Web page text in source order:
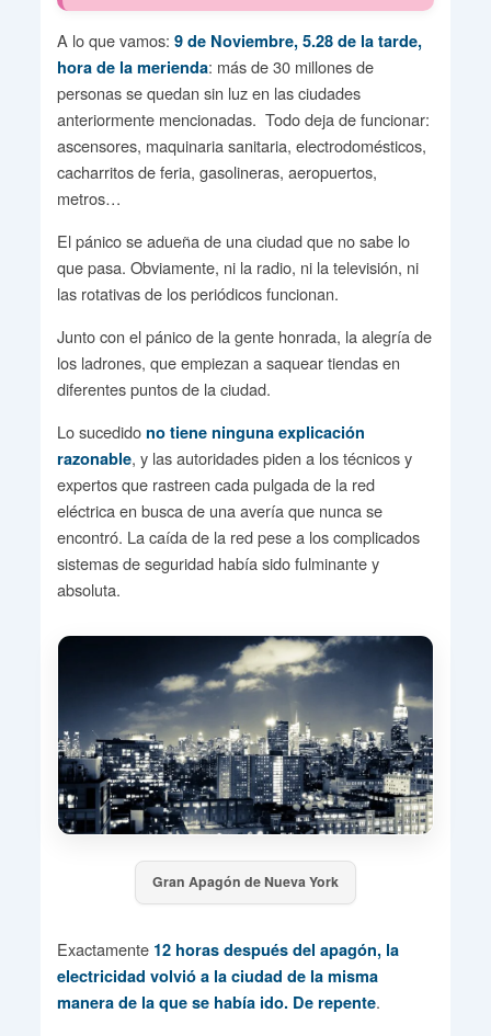
A lo que vamos: 9 de Noviembre, 5.28 de la tarde,
hora de la merienda: más de 30 millones de
personas se quedan sin luz en las ciudades
anteriormente mencionadas. Todo deja de funcionar:
ascensores, maquinaria sanitaria, electrodomésticos,
cacharritos de feria, gasolineras, aeropuertos,
metros…
El pánico se adueña de una ciudad que no sabe lo
que pasa. Obviamente, ni la radio, ni la televisión, ni
las rotativas de los periódicos funcionan.
Junto con el pánico de la gente honrada, la alegría de
los ladrones, que empiezan a saquear tiendas en
diferentes puntos de la ciudad.
Lo sucedido no tiene ninguna explicación
razonable, y las autoridades piden a los técnicos y
expertos que rastreen cada pulgada de la red
eléctrica en busca de una avería que nunca se
encontró. La caída de la red pese a los complicados
sistemas de seguridad había sido fulminante y
absoluta.
Gran Apagón de Nueva York
Exactamente 12 horas después del apagón, la
electricidad volvió a la ciudad de la misma
manera de la que se había ido. De repente.